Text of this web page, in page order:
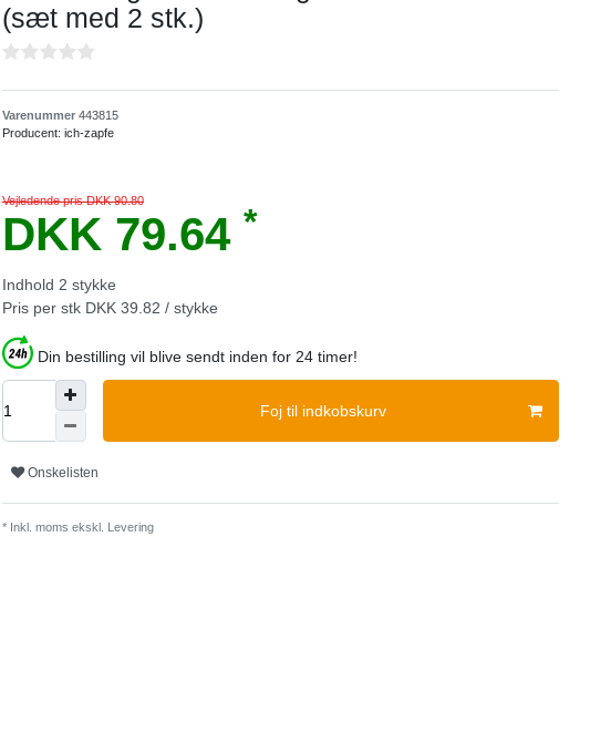
(sæt med 2 stk.)
Varenummer 443815
Producent: ich-zapfe
Vejledende pris DKK 90.80
DKK 79.64 *
Indhold 2 stykke
Pris per stk DKK 39.82 / stykke
Din bestilling vil blive sendt inden for 24 timer!
Foj til indkobskurv
Onskelisten
* Inkl. moms ekskl. Levering